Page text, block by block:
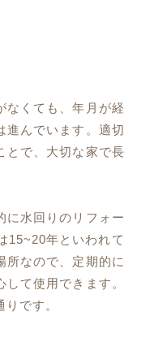
なくても、年月が経
進んでいます。適切
とで、大切な家で長
に水回りのリフォー
15~20年といわれて
所なので、定期的に
て使用できます。
です。